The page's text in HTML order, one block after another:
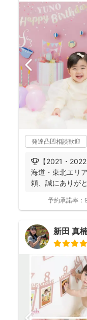
発達凸凹相談歓迎
🏆【2021・
海道・東北エリ
頼、誠にあり
予約承諾率：
新田 真